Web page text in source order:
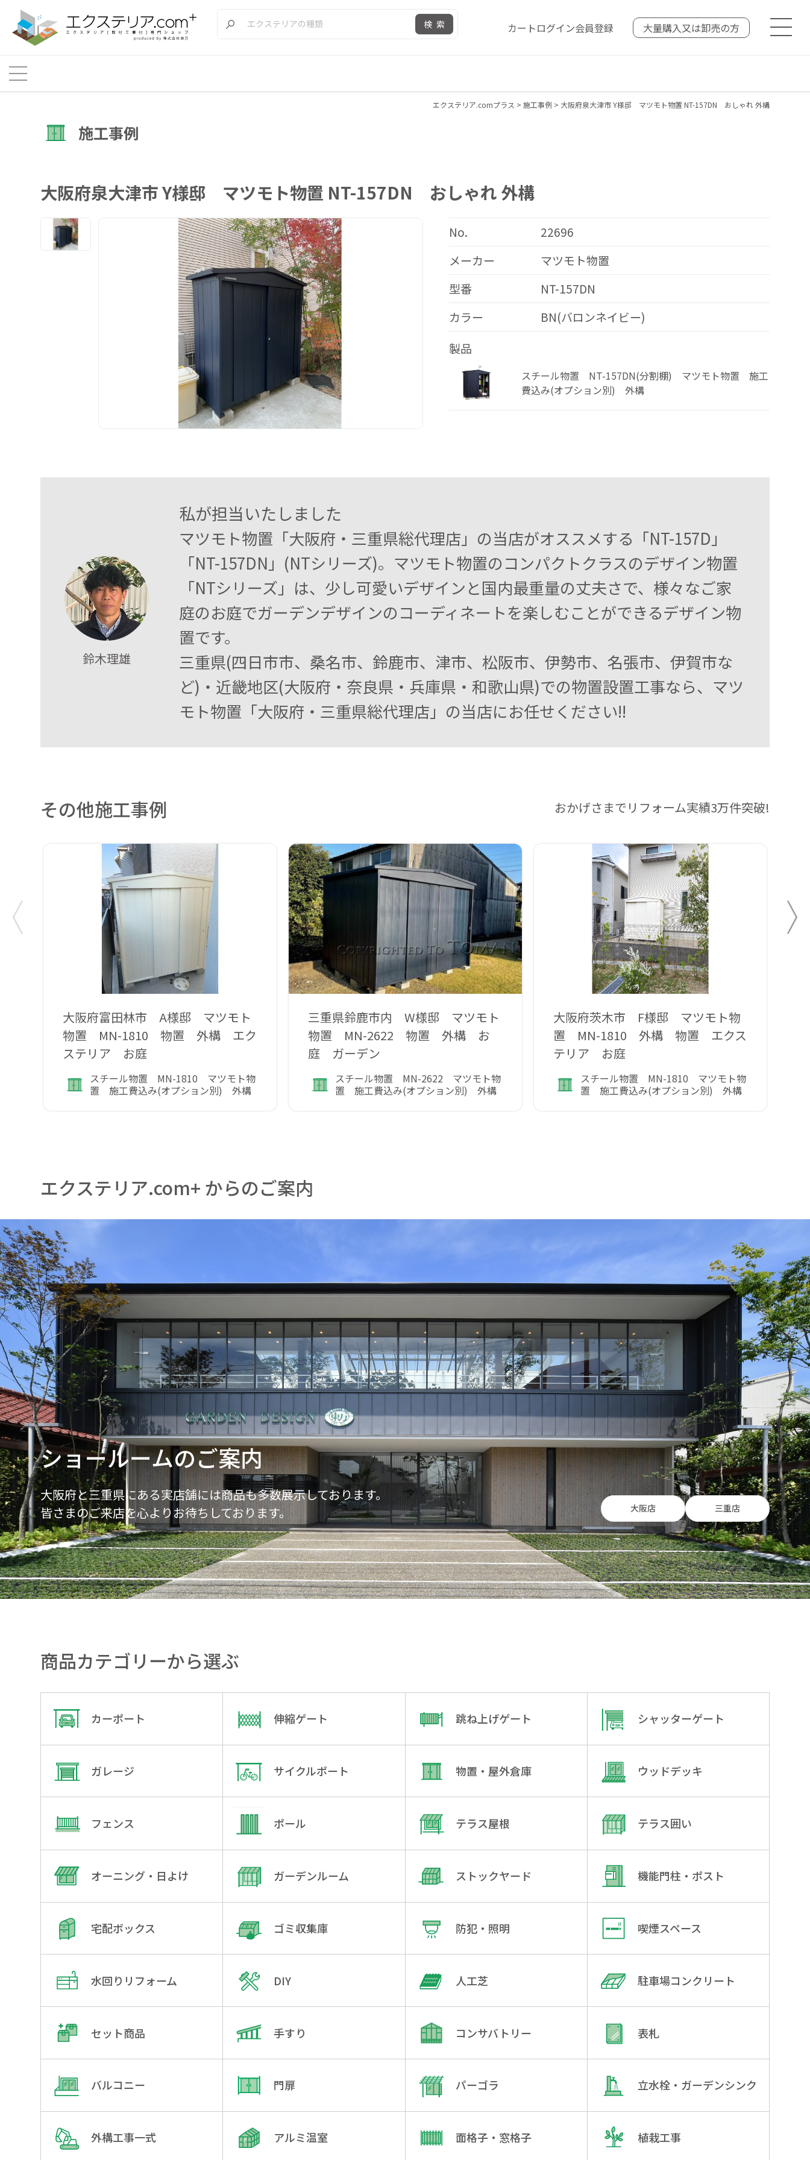
検索 カートログイン会員登録 大量購入又は卸売の方
エクステリア.comプラス > 施工事例 > 大阪府泉大津市 Y様邸 マツモト物置 NT-157DN おしゃれ 外構
施工事例
大阪府泉大津市 Y様邸 マツモト物置 NT-157DN おしゃれ 外構
No.
22696
メーカー
マツモト物置
型番
NT-157DN
カラー
BN(バロンネイビー)
製品
スチール物置 NT-157DN(分割棚) マツモト物置 施工
費込み(オプション別) 外構
鈴木理雄
私が担当いたしました
マツモト物置「大阪府・三重県総代理店」の当店がオススメする「NT-157D」
「NT-157DN」(NTシリーズ)。マツモト物置のコンパクトクラスのデザイン物置
「NTシリーズ」は、少し可愛いデザインと国内最重量の丈夫さで、様々なご家
庭のお庭でガーデンデザインのコーディネートを楽しむことができるデザイン物
置です。
三重県(四日市市、桑名市、鈴鹿市、津市、松阪市、伊勢市、名張市、伊賀市な
ど)・近畿地区(大阪府・奈良県・兵庫県・和歌山県)での物置設置工事なら、マツ
モト物置「大阪府・三重県総代理店」の当店にお任せください!!
その他施工事例 おかげさまでリフォーム実績3万件突破!
大阪府富田林市 A様邸 マツモト
物置 MN-1810 物置 外構 エク
ステリア お庭
スチール物置 MN-1810 マツモト物
置 施工費込み(オプション別) 外構
三重県鈴鹿市内 W様邸 マツモト
物置 MN-2622 物置 外構 お
庭 ガーデン
スチール物置 MN-2622 マツモト物
置 施工費込み(オプション別) 外構
大阪府茨木市 F様邸 マツモト物
置 MN-1810 外構 物置 エクス
テリア お庭
スチール物置 MN-1810 マツモト物
置 施工費込み(オプション別) 外構
エクステリア.com+ からのご案内
ショールームのご案内
大阪府と三重県にある実店舗には商品も多数展示しております。
皆さまのご来店を心よりお待ちしております。
大阪店 三重店
商品カテゴリーから選ぶ
カーポート 伸縮ゲート 跳ね上げゲート シャッターゲート
ガレージ サイクルポート 物置・屋外倉庫 ウッドデッキ
フェンス ポール テラス屋根 テラス囲い
オーニング・日よけ ガーデンルーム ストックヤード 機能門柱・ポスト
宅配ボックス ゴミ収集庫 防犯・照明 喫煙スペース
水回りリフォーム DIY 人工芝 駐車場コンクリート
セット商品 手すり コンサバトリー 表札
バルコニー 門扉 パーゴラ 立水栓・ガーデンシンク
外構工事一式 アルミ温室 面格子・窓格子 植栽工事